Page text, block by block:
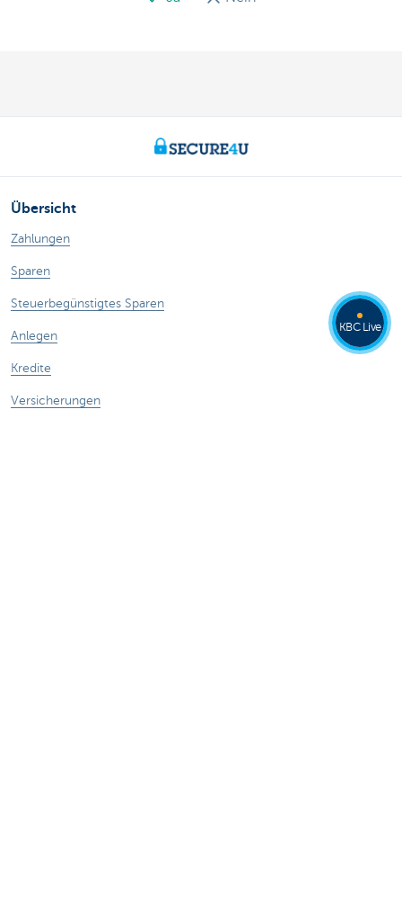
Übersicht
Zahlungen
Sparen
Steuerbegünstigtes Sparen
Anlegen
Kredite
Versicherungen
KBC Live